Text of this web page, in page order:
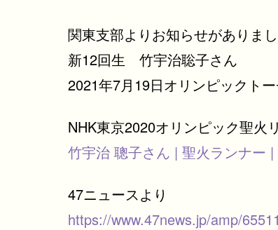
関東支部よりお知らせがありまし
新12回生 竹宇治聡子さん
2021年7月19日オリンピックトー
NHK東京2020オリンピック聖火
竹宇治 聰子さん | 聖火ランナー
47ニュースより
https://www.47news.jp/amp/